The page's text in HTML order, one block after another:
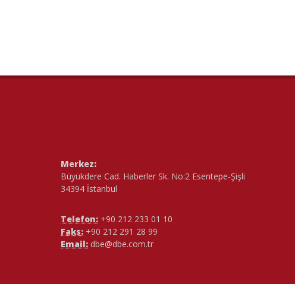
Merkez:
Büyükdere Cad. Haberler Sk. No:2 Esentepe-Şişli
34394 İstanbul
Telefon: +90 212 233 01 10
Faks: +90 212 291 28 99
Email: dbe@dbe.com.tr